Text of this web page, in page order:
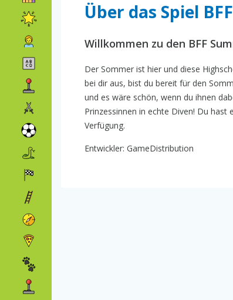
Über das Spiel
Willkommen zu den BFF
Der Sommer ist hier und diese
bei dir aus, bist du bereit für den
und es wäre schön, wenn du ihnen
Prinzessinnen in echte Diven! Du hast
Verfügung.
Entwickler: GameDistribution